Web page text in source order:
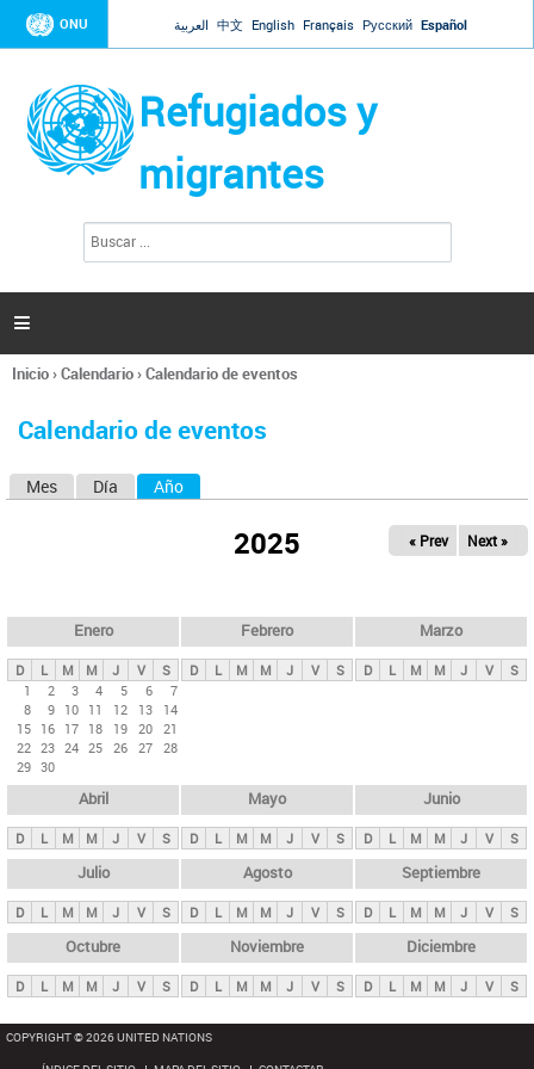
Jump to navigation
ONU العربية 中文 English Français Русский Español
Refugiados y
migrantes
l
d
s

Se
usted
Inicio›Calendario›Calendario de eventos
Calendario de eventos
s
p
n
i
p
a
l
s
Mes Día Año
2025 « Prev Next »
Enero
D L M M J V
S
1
2 3 4 5 6
7
8
9 10 11 12 13
14
15 16 17 18 19 20 21
22 23 24 25 26 27 28
29 30
Febrero
D L M M J V S
Marzo
D L M M J V S
Abril
D L M M J V S
Mayo
D L M M J V S
Junio
D L M M J V S
Julio
D L M M J V S
Agosto
D L M M J V S
Septiembre
D L M M J V S
Octubre
D L M M J V S
Noviembre
D L M M J V S
Diciembre
D L M M J V S
COPYRIGHT © 2026 UNITED NATIONS